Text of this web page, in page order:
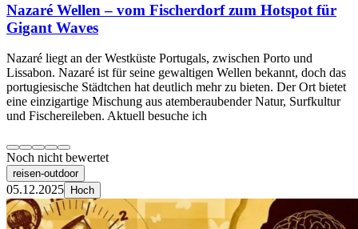
Nazaré Wellen – vom Fischerdorf zum Hotspot für
Gigant Waves
Nazaré liegt an der Westküste Portugals, zwischen Porto und
Lissabon. Nazaré ist für seine gewaltigen Wellen bekannt, doch das
portugiesische Städtchen hat deutlich mehr zu bieten. Der Ort bietet
eine einzigartige Mischung aus atemberaubender Natur, Surfkultur
und Fischereileben. Aktuell besuche ich
Noch nicht bewertet
reisen-outdoor
05.12.2025 Hoch